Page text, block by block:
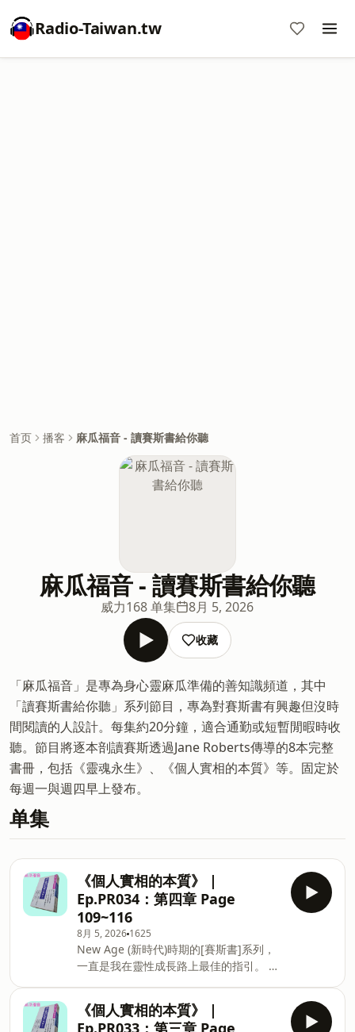
Radio-Taiwan.tw
首页 播客 麻瓜福音 - 讀賽斯書給你聽
麻瓜福音 - 讀賽斯書給你聽
威力168 单集 8月 5, 2026
收藏
「麻瓜福音」是專為身心靈麻瓜準備的善知識頻道，其中
「讀賽斯書給你聽」系列節目，專為對賽斯書有興趣但沒時
間閱讀的人設計。每集約20分鐘，適合通勤或短暫閒暇時收
聽。節目將逐本剖讀賽斯透過Jane Roberts傳導的8本完整
書冊，包括《靈魂永生》、《個人實相的本質》等。固定於
每週一與週四早上發布。
单集
《個人實相的本質》 |
Ep.PR034：第四章 Page
109~116
8月 5, 2026 1625
New Age (新時代)時期的[賽斯書]系列，
一直是我在靈性成長路上最佳的指引。 各
短短20分鐘上下的時間，就可以聽我剖讀
賽斯書給你聽。 希望用這種便利的方式，
《個人實相的本質》 |
Ep.PR033：第三章 Page